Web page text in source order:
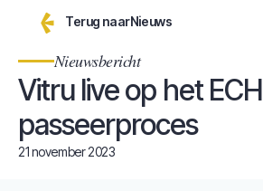
Terug naarNieuws
Nieuwsbericht
Vitru live op het ECH
passeerproces
21 november 2023